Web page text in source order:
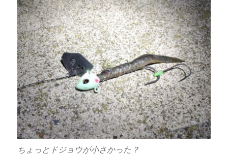
ちょっとドジョウが小さかった？